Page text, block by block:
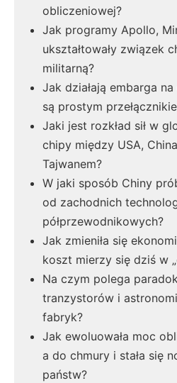
obliczeniowej?
Jak programy Apollo,
ukształtowały związek
militarną?
Jak działają embarga
są prostym
Jaki jest rozkład sił w
chipy między USA,
Tajwanem?
W jaki sposób Chiny
od zachodnich
półprzewodnikowych?
Jak zmieniła się
koszt mierzy się dziś w
Na czym polega
tranzystorów i
fabryk?
Jak ewoluowała moc
a do chmury i stała się
państw?